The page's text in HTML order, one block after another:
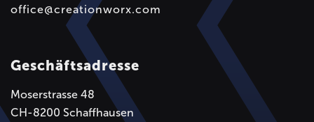
office@creationworx.com
Geschäftsadresse
Moserstrasse 48
CH-8200 Schaffhausen